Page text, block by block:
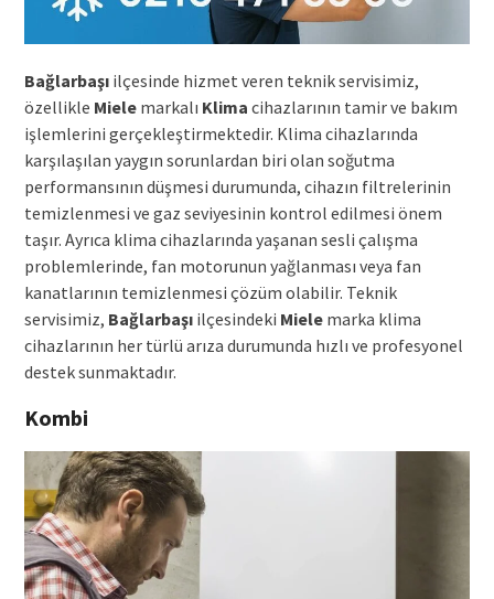
Bağlarbaşıilçesinde hizmet veren teknik servisimiz,
özellikle Mielemarkalı Klima cihazlarının tamir ve bakım
işlemlerini gerçekleştirmektedir. Klima cihazlarında
karşılaşılan yaygın sorunlardan biri olan soğutma
performansının düşmesi durumunda, cihazın filtrelerinin
temizlenmesi ve gaz seviyesinin kontrol edilmesi önem
taşır. Ayrıca klima cihazlarında yaşanan sesli çalışma
problemlerinde, fan motorunun yağlanması veya fan
kanatlarının temizlenmesi çözüm olabilir. Teknik
servisimiz, Bağlarbaşıilçesindeki Mielemarka klima
cihazlarının her türlü arıza durumunda hızlı ve profesyonel
destek sunmaktadır.
Kombi